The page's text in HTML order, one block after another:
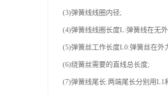
(3)弹簧线线圈内径;
(4)弹簧线线圈长度L:弹簧线在无
(5)弹簧丝工作长度L0:弹簧丝在外
(6)绕簧丝需要的直线总长度;
(7)弹簧线尾长:两端尾长分别用L1